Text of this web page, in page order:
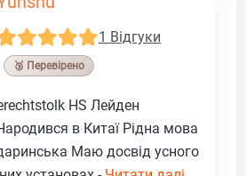
1 Відгуки
🥉 Перевірено
HS Лейден
в Китаї Рідна мова
Маю досвід усного